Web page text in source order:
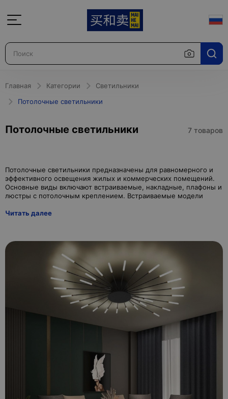
Главная Категории
Светильники
Потолочные светильники
Потолочные светильники 7 товаров
Потолочные светильники предназначены для равномерного и
эффективного освещения жилых и коммерческих помещений.
Основные виды включают встраиваемые, накладные, плафоны и
Читать далее